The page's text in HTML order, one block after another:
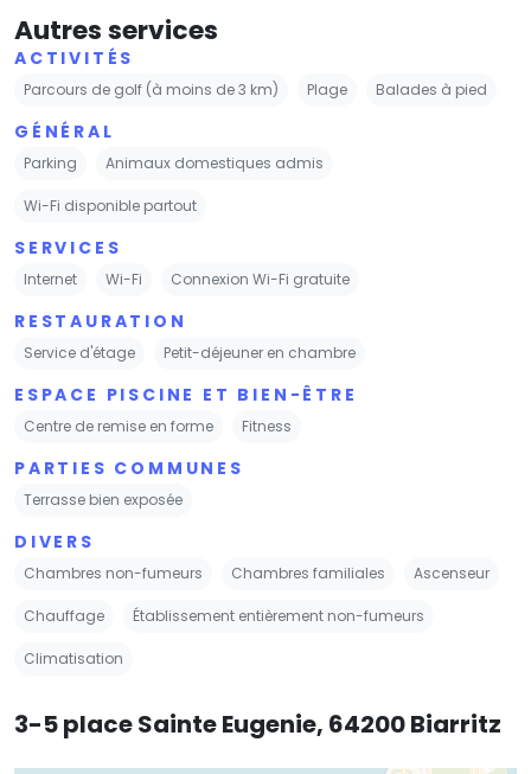
Autres services
ACTIVITÉS
Parcours de golf (à moins de 3 km) Plage Balades à pied
GÉNÉRAL
Parking Animaux domestiques admis
Wi-Fi disponible partout
SERVICES
Internet Wi-Fi Connexion Wi-Fi gratuite
RESTAURATION
Service d'étage Petit-déjeuner en chambre
ESPACE PISCINE ET BIEN-ÊTRE
Centre de remise en forme Fitness
PARTIES COMMUNES
Terrasse bien exposée
DIVERS
Chambres non-fumeurs Chambres familiales Ascenseur
Chauffage Établissement entièrement non-fumeurs
Climatisation
3-5 place Sainte Eugenie, 64200 Biarritz